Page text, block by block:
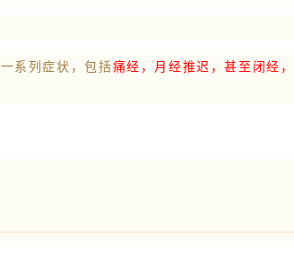
系列症状，包括痛经，月经推迟，甚至闭经，